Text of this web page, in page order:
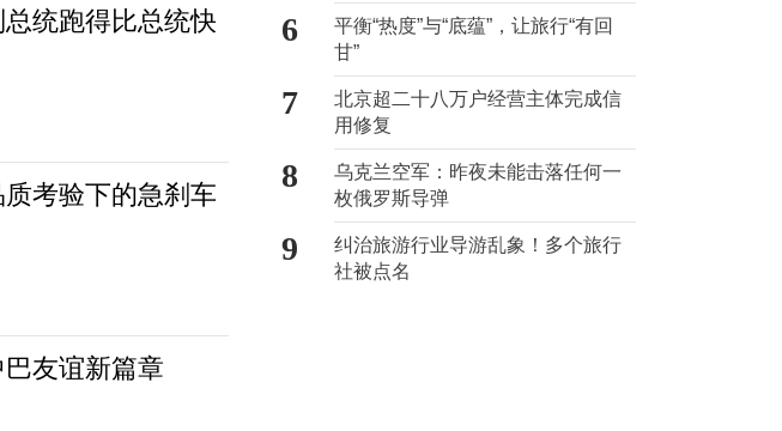
统跑得比总统快
考验下的急刹车
友谊新篇章
6
平衡“热度”与“底蕴”，让旅行“有回
甘”
7
北京超二十八万户经营主体完成信
用修复
8
乌克兰空军：昨夜未能击落任何一
枚俄罗斯导弹
9
纠治旅游行业导游乱象！多个旅行
社被点名